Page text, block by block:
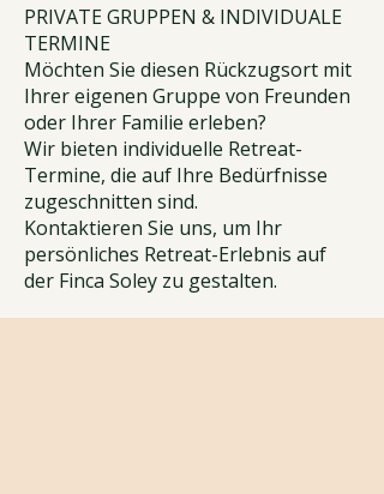
PRIVATE GRUPPEN & INDIVIDUALE
TERMINE
Möchten Sie diesen Rückzugsort mit
Ihrer eigenen Gruppe von Freunden
oder Ihrer Familie erleben?
Wir bieten individuelle Retreat-
Termine, die auf Ihre Bedürfnisse
zugeschnitten sind.
Kontaktieren Sie uns, um Ihr
persönliches Retreat-Erlebnis auf
der Finca Soley zu gestalten.